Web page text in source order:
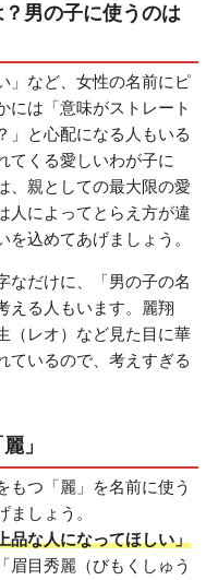
？男の子に使うのは
」など、女性の名前にピ
には「意味がストレート
」と心配になる人もいる
てくる愛しいわが子に
、親としての最大限の愛
人によってとらえ方が違
込めてあげましょう。
なだけに、「男の子の名
える人もいます。麗翔
（レオ）など見た目に華
ているので、考えすぎる
」
もつ「麗」を名前に使う
しょう。
品な人になってほしい」
眉目秀麗（びもくしゅう